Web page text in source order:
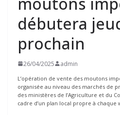
débutera
prochain
26/04/2025 admin
L’opération de vente des moutons
organisée au niveau des marchés de
des ministères de l’Agriculture et du
cadre d’un plan local propre à chaque